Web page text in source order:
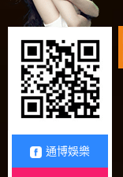
通博娛樂